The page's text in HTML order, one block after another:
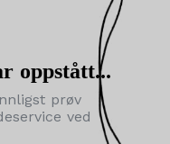
oppstått...
prøv
ved